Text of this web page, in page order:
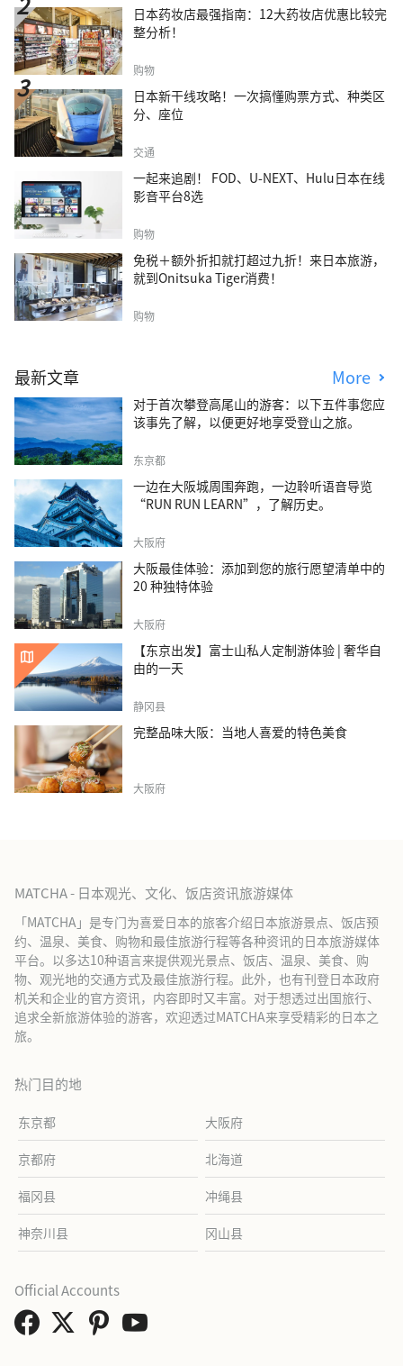
日本药妆店最强指南：12大药妆店优惠比较完
整分析！
购物
日本新干线攻略！一次搞懂购票方式、种类区
分、座位
交通
一起来追剧！ FOD、U-NEXT、Hulu日本在线
影音平台8选
购物
免税＋额外折扣就打超过九折！来日本旅游，
就到Onitsuka Tiger消费！
购物
最新文章 More
对于首次攀登高尾山的游客：以下五件事您应
该事先了解，以便更好地享受登山之旅。
东京都
一边在大阪城周围奔跑，一边聆听语音导览
“RUN RUN LEARN”，了解历史。
大阪府
大阪最佳体验：添加到您的旅行愿望清单中的
20 种独特体验
大阪府
【东京出发】富士山私人定制游体验 | 奢华自
由的一天
静冈县
完整品味大阪：当地人喜爱的特色美食
大阪府
MATCHA - 日本观光、文化、饭店资讯旅游媒体
「MATCHA」是专门为喜爱日本的旅客介绍日本旅游景点、饭店预
约、温泉、美食、购物和最佳旅游行程等各种资讯的日本旅游媒体
平台。以多达10种语言来提供观光景点、饭店、温泉、美食、购
物、观光地的交通方式及最佳旅游行程。此外，也有刊登日本政府
机关和企业的官方资讯，内容即时又丰富。对于想透过出国旅行、
追求全新旅游体验的游客，欢迎透过MATCHA来享受精彩的日本之
旅。
热门目的地
东京都 大阪府
京都府 北海道
福冈县 冲绳县
神奈川县 冈山县
Official Accounts